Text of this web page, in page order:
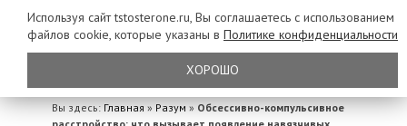
Вы здесь: Главная » Разум » Обсессивно-компульсивное
Используя сайт tstosterone.ru, Вы соглашаетесь с использованием
файлов cookie, которые указаны в Политике конфиденциальности
ХОРОШО